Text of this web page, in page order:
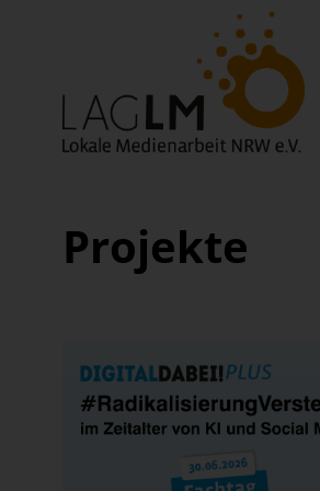
Projekte